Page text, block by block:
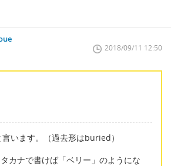
2018/09/11 12:50
います。（過去形はburied）
カナで書けば「ベリー」のようにな